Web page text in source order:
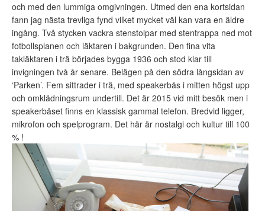
och med den lummiga omgivningen. Utmed den ena kortsidan
fann jag nästa trevliga fynd vilket mycket väl kan vara en äldre
ingång. Två stycken vackra stenstolpar med stentrappa ned mot
fotbollsplanen och läktaren i bakgrunden. Den fina vita
takläktaren i trä börjades bygga 1936 och stod klar till
invigningen två år senare. Belägen på den södra långsidan av
‘Parken’. Fem sittrader i trä, med speakerbås i mitten högst upp
och omklädningsrum undertill. Det är 2015 vid mitt besök men i
speakerbåset finns en klassisk gammal telefon. Bredvid ligger,
mikrofon och spelprogram. Det här är nostalgi och kultur till 100
% !